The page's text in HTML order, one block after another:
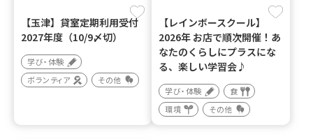
【玉津】貸室定期利用受付
2027年度（10/9〆切）
学び・体験
ボランティア
その他
【レインボースクール】
2026年 お店で順次開催！あ
なたのくらしにプラスにな
る、楽しい学習会♪
学び・体験
食
環境
その他